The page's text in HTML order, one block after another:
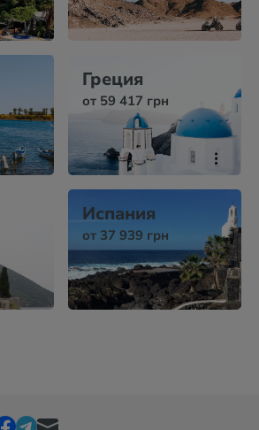
Греция
от 59 417 грн
Испания
от 37 939 грн